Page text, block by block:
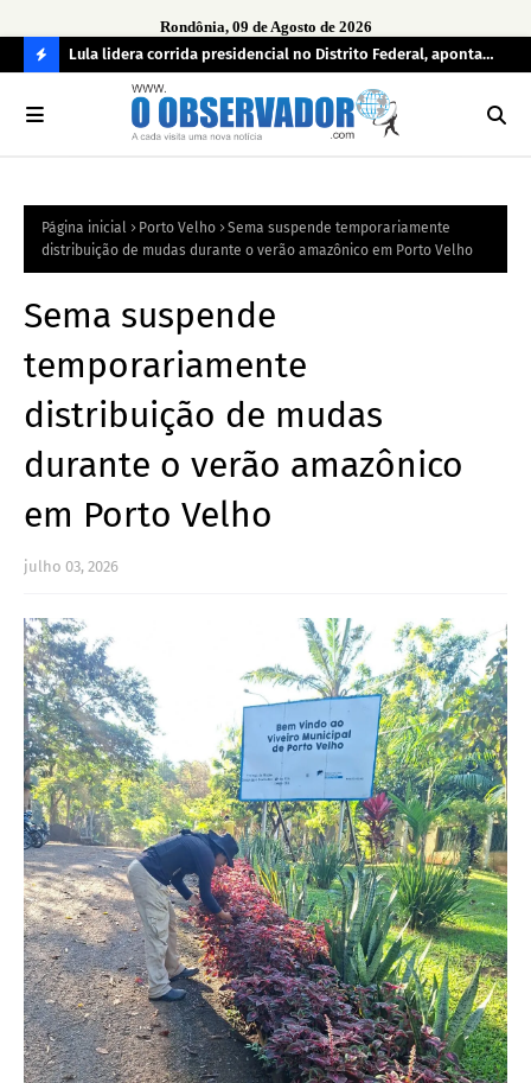
Rondônia, 09 de Agosto de 2026
O
R
Lula lidera corrida presidencial no Distrito Federal, aponta
pesquisa; Flávio Bolsonaro aparece em segundo
Página inicial Porto Velho
Sema suspende temporariamente
distribuição de mudas durante o verão amazônico em Porto Velho
Sema suspende
temporariamente
distribuição de mudas
durante o verão amazônico
em Porto Velho
julho 03, 2026